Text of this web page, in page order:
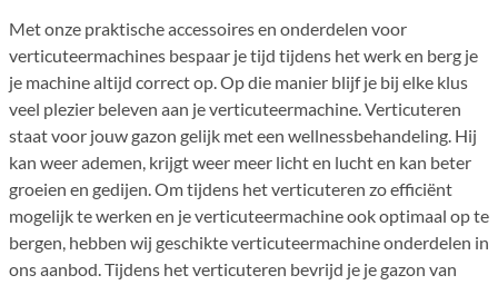
Met onze praktische accessoires en onderdelen voor
verticuteermachines bespaar je tijd tijdens het werk en berg je
je machine altijd correct op. Op die manier blijf je bij elke klus
veel plezier beleven aan je verticuteermachine. Verticuteren
staat voor jouw gazon gelijk met een wellnessbehandeling. Hij
kan weer ademen, krijgt weer meer licht en lucht en kan beter
groeien en gedijen. Om tijdens het verticuteren zo efficiënt
mogelijk te werken en je verticuteermachine ook optimaal op te
bergen, hebben wij geschikte verticuteermachine onderdelen in
ons aanbod. Tijdens het verticuteren bevrijd je je gazon van